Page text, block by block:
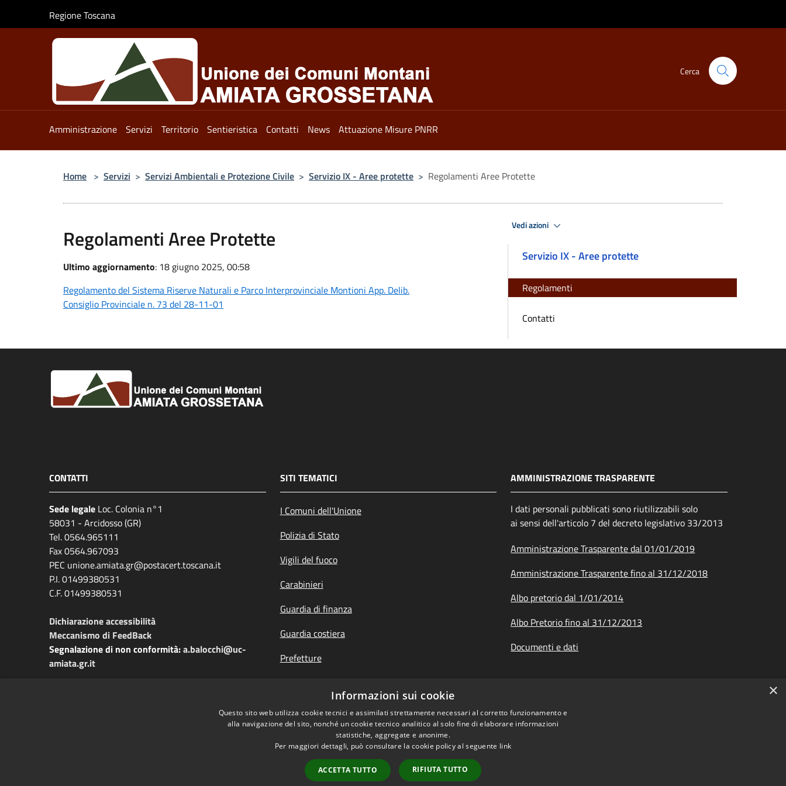
Regione Toscana
Cerca
Amministrazione Servizi Territorio Sentieristica Contatti News Attuazione Misure PNRR
Home > Servizi > Servizi Ambientali e Protezione Civile > Servizio IX - Aree protette > Regolamenti Aree Protette
Regolamenti Aree Protette
Ultimo aggiornamento: 18 giugno 2025, 00:58
Regolamento del Sistema Riserve Naturali e Parco Interprovinciale Montioni App. Delib.
Consiglio Provinciale n. 73 del 28-11-01
Vedi azioni
Servizio IX - Aree protette
Regolamenti
Contatti
CONTATTI
Sede legale Loc. Colonia n°1
58031 - Arcidosso (GR)
Tel. 0564.965111
Fax 0564.967093
PEC unione.amiata.gr@postacert.toscana.it
P.I. 01499380531
C.F. 01499380531
Dichiarazione accessibilità
Meccanismo di FeedBack
Segnalazione di non conformità:a.balocchi@uc-
amiata.gr.it
SITI TEMATICI
I Comuni dell'Unione
Polizia di Stato
Vigili del fuoco
Carabinieri
Guardia di finanza
Guardia costiera
Prefetture
Your Europe, italiano
AMMINISTRAZIONE TRASPARENTE
I dati personali pubblicati sono riutilizzabili solo
ai sensi dell'articolo 7 del decreto legislativo 33/2013
Amministrazione Trasparente dal 01/01/2019
Amministrazione Trasparente fino al 31/12/2018
Albo pretorio dal 1/01/2014
Albo Pretorio fino al 31/12/2013
Documenti e dati
Copyright © 2026 • Unione dei Comuni Montani Amiata Grossetana • Powered by
×
Informazioni sui cookie
Questo sito web utilizza cookie tecnici e assimilati strettamente necessari al corretto funzionamento e
alla navigazione del sito, nonché un cookie tecnico analitico al solo fine di elaborare informazioni
statistiche, aggregate e anonime.
Per maggiori dettagli, può consultare la cookie policy al seguente link
ACCETTA TUTTO RIFIUTA TUTTO